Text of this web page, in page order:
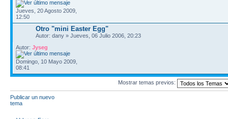
Jueves, 20 Agosto 2009,
12:50
Otro "mini Easter Egg"
Autor: dany » Jueves, 06 Julio 2006, 20:23
Autor: Jyseg
Domingo, 10 Mayo 2009,
08:41
Mostrar temas previos:
Publicar un nuevo
tema